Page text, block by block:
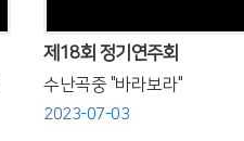
제18회 정기연주회
수난곡중 "바라보라"
2023-07-03